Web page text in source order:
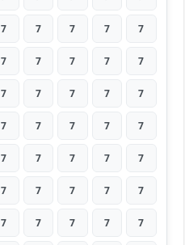
7 7 7 7 7
7 7 7 7 7
7 7 7 7 7
7 7 7 7 7
7 7 7 7 7
7 7 7 7 7
7 7 7 7 7